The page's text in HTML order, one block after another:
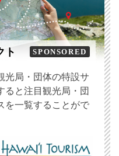
ト SPONSORED
光局・団体の特設サ
ると注目観光局・団
を一覧することがで